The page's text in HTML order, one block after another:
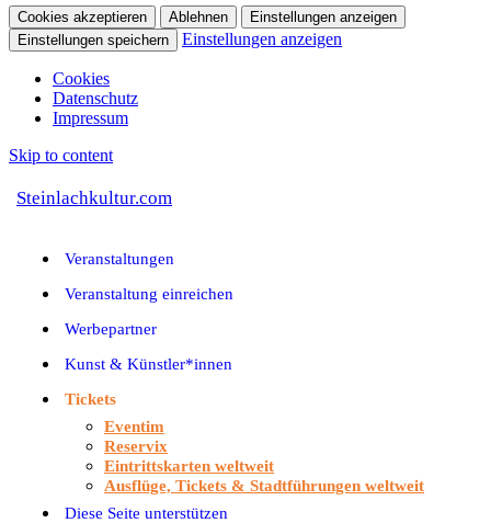
Cookies akzeptieren Ablehnen
Einstellungen anzeigen
Einstellungen speichern
Einstellungen anzeigen
Cookies
Datenschutz
Impressum
Skip to content
Steinlachkultur.com
Veranstaltungen
Veranstaltung einreichen
Werbepartner
Kunst & Künstler*innen
Tickets
Eventim
Reservix
Eintrittskarten weltweit
Ausflüge, Tickets & Stadtführungen weltweit
Diese Seite unterstützen